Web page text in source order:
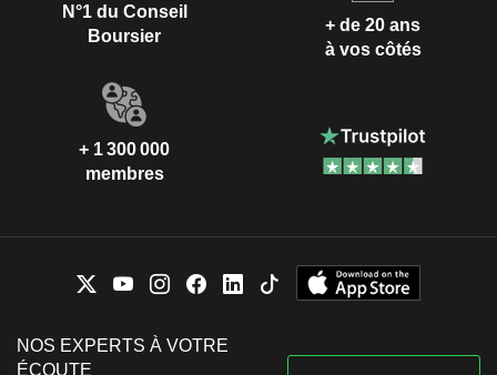
N°1 du Conseil
Boursier
+ de 20 ans
à vos côtés
+ 1 300 000
membres
NOS EXPERTS À VOTRE
ÉCOUTE